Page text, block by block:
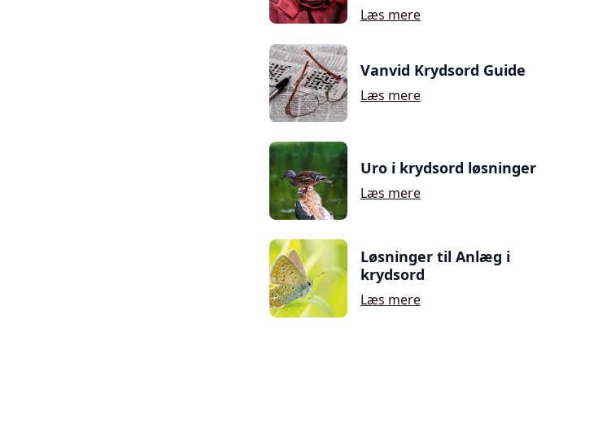
Læs mere
Vanvid Krydsord Guide
Læs mere
Uro i krydsord løsninger
Læs mere
Løsninger til Anlæg i
krydsord
Læs mere